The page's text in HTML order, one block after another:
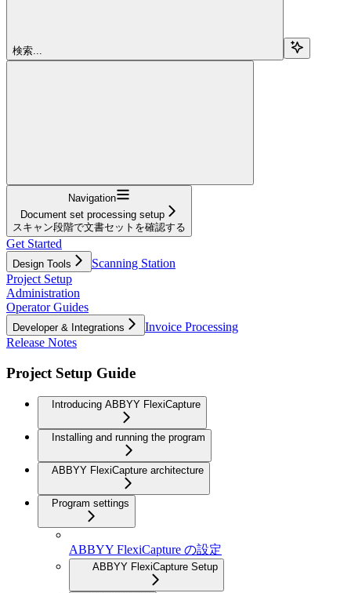
検索...
Navigation
Document set processing setup
スキャン段階で文書セットを確認する
Get Started
Design Tools
Scanning Station
Project Setup
Administration
Operator Guides
Developer & Integrations
Invoice Processing
Release Notes
Project Setup Guide
Introducing ABBYY FlexiCapture
Installing and running the program
ABBYY FlexiCapture architecture
Program settings
ABBYY FlexiCapture の設定
ABBYY FlexiCapture Setup